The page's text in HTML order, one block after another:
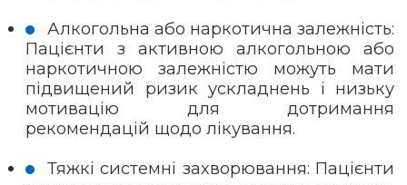
Алкогольна або наркотична залежність:
Пацієнти з активною алкогольною або
наркотичною залежністю можуть мати
підвищений ризик ускладнень і низьку
мотивацію для дотримання
рекомендацій щодо лікування.
Тяжкі системні захворювання: Пацієнти